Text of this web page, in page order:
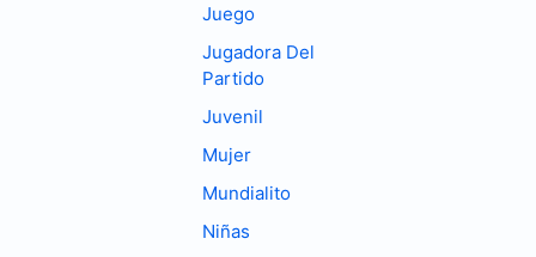
Juego
Jugadora Del
Partido
Juvenil
Mujer
Mundialito
Niñas